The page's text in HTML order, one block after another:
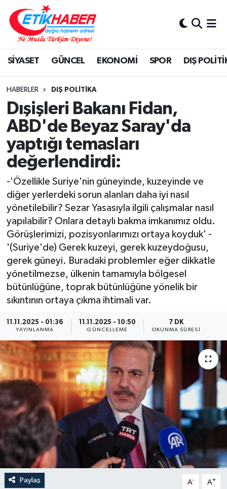
SİYASET GÜNCEL EKONOMİ SPOR DIŞ
HABERLER DIŞ POLİTİKA
Dışişleri Bakanı Fidan,
ABD'de Beyaz Saray'da
yaptığı temasları
değerlendirdi:
-'Özellikle Suriye'nin güneyinde, kuzeyinde ve
diğer yerlerdeki sorun alanları daha iyi nasıl
yönetilebilir? Sezar Yasasıyla ilgili çalışmalar nasıl
yapılabilir? Onlara detaylı bakma imkanımız oldu.
Görüşlerimizi, pozisyonlarımızı ortaya koyduk' -
'(Suriye'de) Gerek kuzeyi, gerek kuzeydoğusu,
gerek güneyi. Buradaki problemler eğer dikkatle
yönetilmezse, ülkenin tamamıyla bölgesel
bütünlüğüne, toprak bütünlüğüne yönelik bir
sıkıntının ortaya çıkma ihtimali var.
11.11.2025 - 01:36
YAYINLANMA
11.11.2025 - 10:50
GÜNCELLEME
7 DK
OKUNMA SÜRESI
Paylaş A- A+
BİLİM-TEKNOLOJİ
DIŞ POLİTİKA
DÜNYA
EĞİTİM GENÇLİK
EKONOMİ
KÖŞE YAZILARI
KÜLTÜR-SANAT-MAGAZİN
MEDYA
ÖZEL HABER
RÖPORTAJLAR
SAĞLIK
SİYASET
GÜNCEL
SPOR
YAŞAM
Yerel
Nöbetçi Eczaneler
Hava Durumu
İstanbul Namaz Vakitleri
Trafik Durumu
Süper Lig Puan Durumu ve Fikstür
Tüm Manşetler
Son Dakika Haberleri
Haber Arşivi